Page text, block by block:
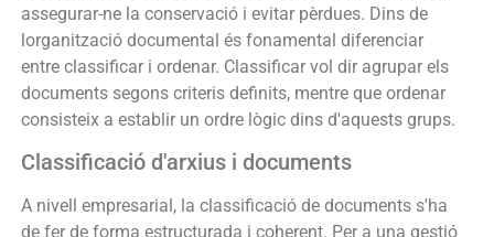
assegurar-ne la conservació i evitar pèrdues. Dins de
lorganització documental és fonamental diferenciar
entre classificar i ordenar. Classificar vol dir agrupar els
documents segons criteris definits, mentre que ordenar
consisteix a establir un ordre lògic dins d'aquests grups.
Classificació d'arxius i documents
A nivell empresarial, la classificació de documents s'ha
de fer de forma estructurada i coherent. Per a una gestió